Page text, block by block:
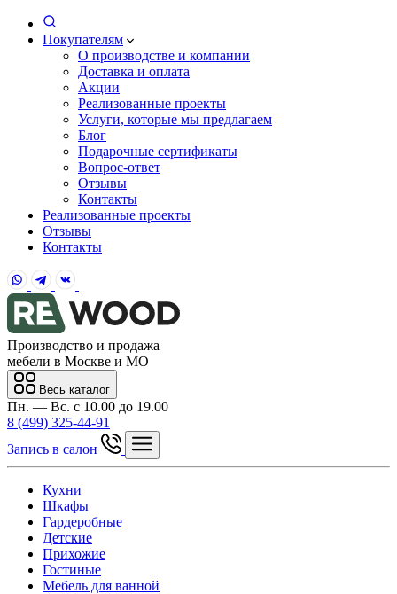
Покупателям
О производстве и компании
Доставка и оплата
Акции
Реализованные проекты
Услуги, которые мы предлагаем
Блог
Подарочные сертификаты
Вопрос-ответ
Отзывы
Контакты
Реализованные проекты
Отзывы
Контакты
Производство и продажа
мебели в Москве и МО
Весь каталог
Пн. — Вс. с 10.00 до 19.00
8 (499) 325-44-91
Запись в салон
Кухни
Шкафы
Гардеробные
Детские
Прихожие
Гостиные
Мебель для ванной